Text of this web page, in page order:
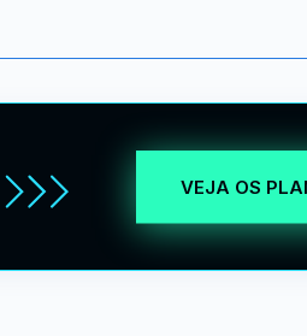
VEJA OS